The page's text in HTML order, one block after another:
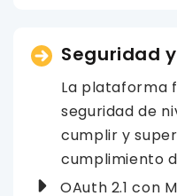
Seguridad
La plataforma
seguridad de
cumplir y
cumplimiento
OAuth 2.1 con